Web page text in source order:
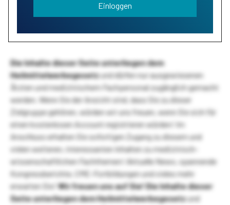
Einloggen
Die Inhalte dieser Seite unterliegen dem
Heilmittelwerbegesetzund dürfen nur ausgewiesenen
Ärzten und medizinischem Fachpersonal zugänglich gemacht
werden. Wenn Sie der Ansicht sind, dass Sie zu dieser
Zielgruppe gehören, würden wir uns freuen, wenn Sie sich für
einen kostenlosen Account registrieren würden! Im
Anschluss erhalten Sie sofortigen Zugang zu diesem und
vielen weiteren, interessanten Inhalten zu medizinisch-
wissenschaftlichen Fachthemen! Aktuelle News, spannende
Kongressberichte, CME-Fortbildungen und vieles mehr
erwarten Sie!Wir freuen uns auf Sie!Die Inhalte dieser
Seite unterliegen dem Heilmittelwerbegesetzund